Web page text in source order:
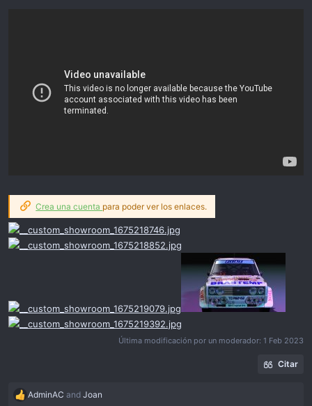
Crea una cuenta para poder ver los enlaces.
Última modificación por un moderador: 1 Feb 2023
Citar
R
AdminAC and Joan